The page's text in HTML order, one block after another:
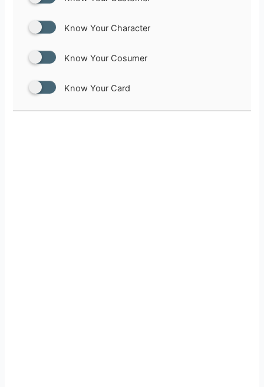
Know Your Character
Know Your Cosumer
Know Your Card